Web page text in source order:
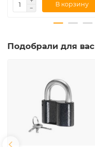
В корзину
Подобрали для вас